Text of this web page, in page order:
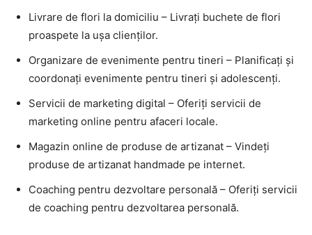
Livrare de flori la domiciliu – Livrați buchete de flori
proaspete la ușa clienților.
Organizare de evenimente pentru tineri – Planificați și
coordonați evenimente pentru tineri și adolescenți.
Servicii de marketing digital – Oferiți servicii de
marketing online pentru afaceri locale.
Magazin online de produse de artizanat – Vindeți
produse de artizanat handmade pe internet.
Coaching pentru dezvoltare personală – Oferiți servicii
de coaching pentru dezvoltarea personală.